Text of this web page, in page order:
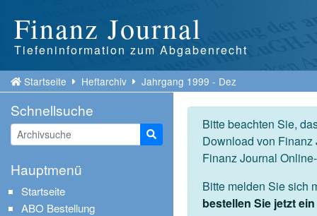
Finanz Journal
Tiefeninformation zum Abgabenrecht
Startseite Heftarchiv Jahrgang 1999 - Dez
Bitte beachten Sie,
Download von
Finanz Journal
Bitte melden Sie sich
bestellen Sie jetzt
Schnellsuche
Suche starten
Hauptmenü
Startseite
ABO Bestellung